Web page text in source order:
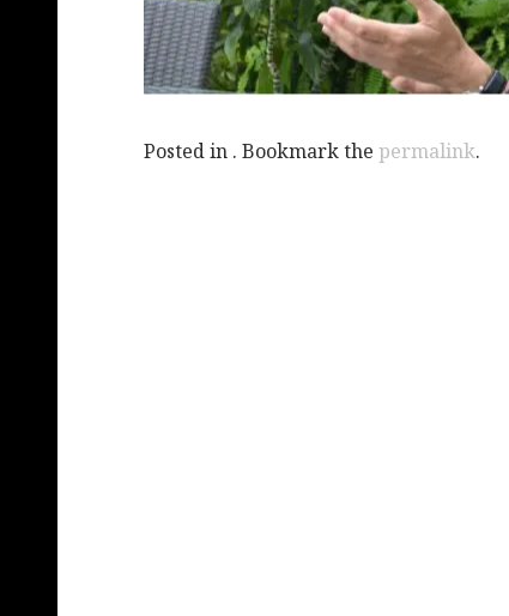
Posted in . Bookmark the permalink.